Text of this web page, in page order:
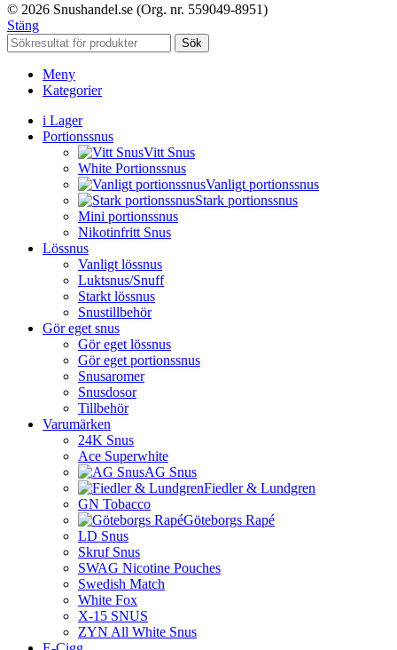
© 2026 Snushandel.se (Org. nr. 559049-8951)
Stäng
Sök
Meny
Kategorier
i Lager
Portionssnus
Vitt Snus
White Portionssnus
Vanligt portionssnus
Stark portionssnus
Mini portionssnus
Nikotinfritt Snus
Lössnus
Vanligt lössnus
Luktsnus/Snuff
Starkt lössnus
Snustillbehör
Gör eget snus
Gör eget lössnus
Gör eget portionssnus
Snusaromer
Snusdosor
Tillbehör
Varumärken
24K Snus
Ace Superwhite
AG Snus
Fiedler & Lundgren
GN Tobacco
Göteborgs Rapé
LD Snus
Skruf Snus
SWAG Nicotine Pouches
Swedish Match
White Fox
X-15 SNUS
ZYN All White Snus